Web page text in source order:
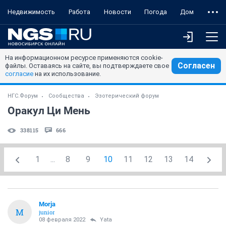
Недвижимость Работа Новости Погода Дом
На информационном ресурсе применяются cookie-
файлы. Оставаясь на сайте, вы подтверждаете свое
согласие на их использование.
Согласен
НГС.Форум Сообщества Эзотерический форум
Оракул Ци Мень
338115 666
1 ... 8 9 10 11 12 13 14
M
Morja
junior
08 февраля 2022 Yata